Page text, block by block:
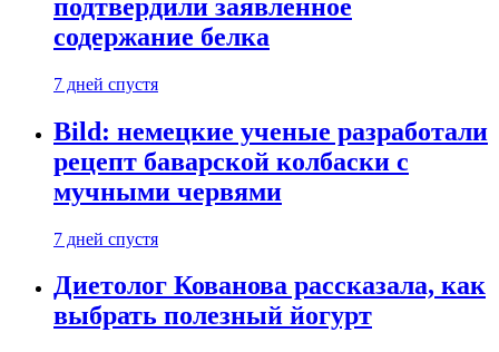
подтвердили заявленное
содержание белка
7 дней спустя
Bild: немецкие ученые разработали
рецепт баварской колбаски с
мучными червями
7 дней спустя
Диетолог Кованова рассказала, как
выбрать полезный йогурт